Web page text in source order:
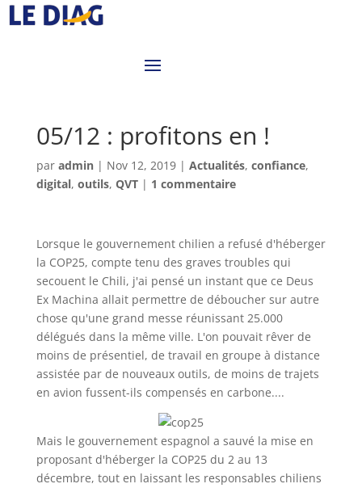
05/12 : profitons en !
par admin| Nov 12, 2019| Actualités, confiance,
digital, outils, QVT| 1 commentaire
Lorsque le gouvernement chilien a refusé d'héberger
la COP25, compte tenu des graves troubles qui
secouent le Chili, j'ai pensé un instant que ce Deus
Ex Machina allait permettre de déboucher sur autre
chose qu'une grand messe réunissant 25.000
délégués dans la même ville. L'on pouvait rêver de
moins de présentiel, de travail en groupe à distance
assistée par de nouveaux outils, de moins de trajets
en avion fussent-ils compensés en carbone....
Mais le gouvernement espagnol a sauvé la mise en
proposant d'héberger la COP25 du 2 au 13
décembre, tout en laissant les responsables chiliens